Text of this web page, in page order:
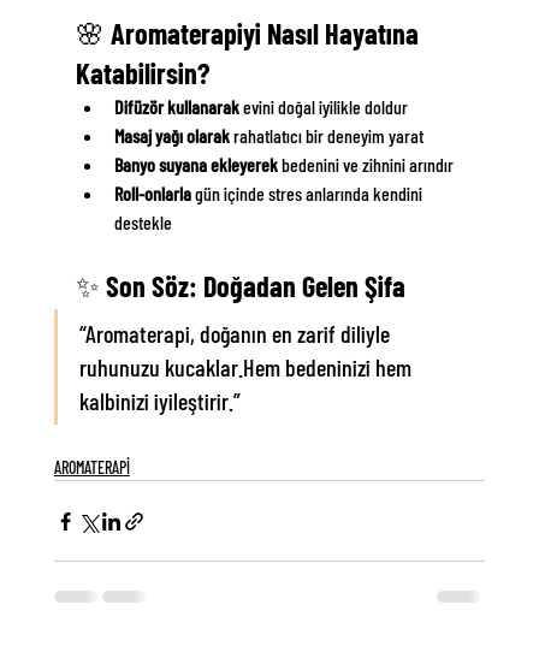
🌸 Aromaterapiyi Nasıl Hayatına
Katabilirsin?
Difüzör kullanarak evini doğal iyilikle doldur
Masaj yağı olarak rahatlatıcı bir deneyim yarat
Banyo suyana ekleyerek bedenini ve zihnini arındır
Roll-onlarla gün içinde stres anlarında kendini
destekle
✨ Son Söz: Doğadan Gelen Şifa
“Aromaterapi, doğanın en zarif diliyle
ruhunuzu kucaklar.Hem bedeninizi hem
kalbinizi iyileştirir.”
AROMATERAPİ